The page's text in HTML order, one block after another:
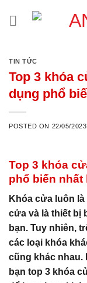
TIN TỨC
Top 3 khóa
dụng phổ
POSTED ON 22/05/2023
Top 3 khóa
phổ biến nhất
Khóa cửa luôn
cửa và là thiết bị
bạn. Tuy nhiên,
các loại khóa
cũng khác nhau.
bạn top 3 khóa